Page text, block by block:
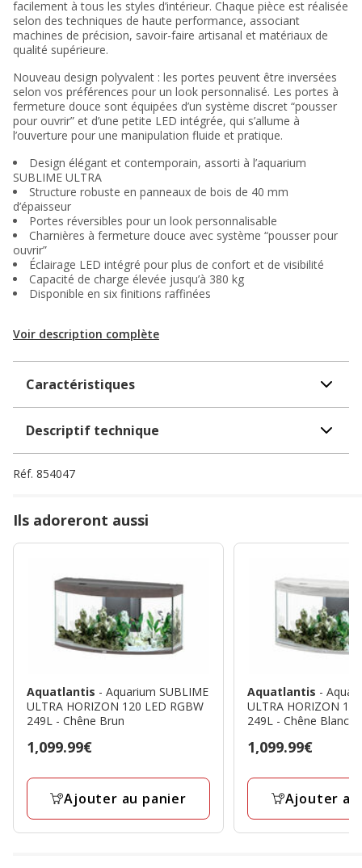
facilement à tous les styles d’intérieur. Chaque pièce est réalisée
selon des techniques de haute performance, associant
machines de précision, savoir-faire artisanal et matériaux de
qualité supérieure.
Nouveau design polyvalent : les portes peuvent être inversées
selon vos préférences pour un look personnalisé. Les portes à
fermeture douce sont équipées d’un système discret “pousser
pour ouvrir” et d’une petite LED intégrée, qui s’allume à
l’ouverture pour une manipulation fluide et pratique.
Design élégant et contemporain, assorti à l’aquarium
SUBLIME ULTRA
Structure robuste en panneaux de bois de 40 mm
d’épaisseur
Portes réversibles pour un look personnalisable
Charnières à fermeture douce avec système “pousser pour
ouvrir”
Éclairage LED intégré pour plus de confort et de visibilité
Capacité de charge élevée jusqu’à 380 kg
Disponible en six finitions raffinées
Voir description complète
Caractéristiques
Descriptif technique
Réf. 854047
Ils adoreront aussi
Aquatlantis - Aquarium SUBLIME
ULTRA HORIZON 120 LED RGBW
249L - Chêne Brun
Prix
1,099.99€
Ajouter au panier
Aquatlantis -
ULTRA HORIZON
249L - Chêne Blanc
Prix
1,099.99€
Ajouter